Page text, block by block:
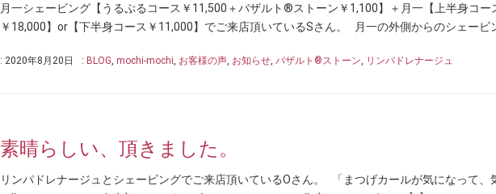
月一シェービング【うるぷるコース￥11,500＋バザルト®ストーン￥1,100】＋月一【上半身コー
￥18,000】or【下半身コース￥11,000】でご来店頂いているSさん。 月一の外側からのシェービ
: 2020年8月20日 : BLOG mochi-mochi お客様の声 お知らせ バザルト®ストーン リンパドレナージュ
素晴らしい、頂きました。
リンパドレナージュとシェービングでご来店頂いているOさん。 「まつげカールが気になって、